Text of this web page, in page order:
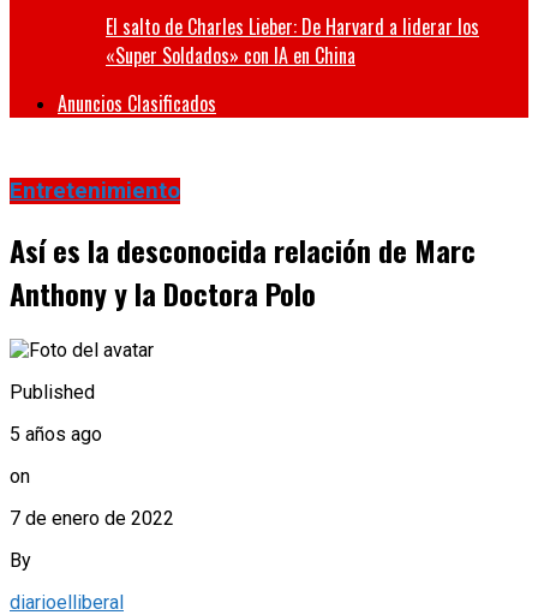
El salto de Charles Lieber: De Harvard a liderar los
«Super Soldados» con IA en China
Anuncios Clasificados
Entretenimiento
Así es la desconocida relación de Marc
Anthony y la Doctora Polo
Published
5 años ago
on
7 de enero de 2022
By
diarioelliberal